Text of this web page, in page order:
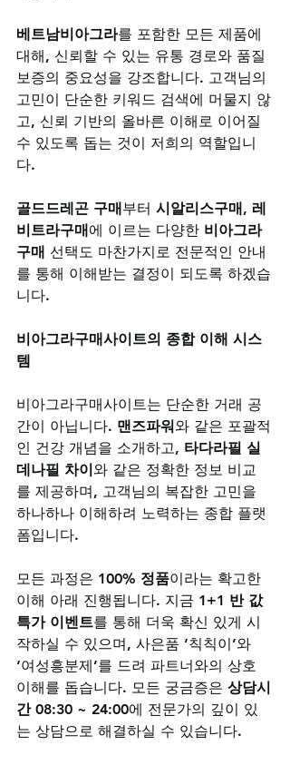
베트남비아그라를 포함한 모든 제품에
대해, 신뢰할 수 있는 유통 경로와 품질
보증의 중요성을 강조합니다. 고객님의
고민이 단순한 키워드 검색에 머물지 않
고, 신뢰 기반의 올바른 이해로 이어질
수 있도록 돕는 것이 저희의 역할입니
다.
골드드레곤 구매부터 시알리스구매, 레
비트라구매에 이르는 다양한 비아그라
구매 선택도 마찬가지로 전문적인 안내
를 통해 이해받는 결정이 되도록 하겠습
니다.
비아그라구매사이트의 종합 이해 시스
템
비아그라구매사이트는 단순한 거래 공
간이 아닙니다. 맨즈파워와 같은 포괄적
인 건강 개념을 소개하고, 타다라필 실
데나필 차이와 같은 정확한 정보 비교
를 제공하며, 고객님의 복잡한 고민을
하나하나 이해하려 노력하는 종합 플랫
폼입니다.
모든 과정은 100% 정품이라는 확고한
이해 아래 진행됩니다. 지금 1+1 반 값
특가 이벤트를 통해 더욱 확신 있게 시
작하실 수 있으며, 사은품 ‘칙칙이’와
‘여성흥분제’를 드려 파트너와의 상호
이해를 돕습니다. 모든 궁금증은 상담시
간 08:30 ~ 24:00에 전문가의 깊이 있
는 상담으로 해결하실 수 있습니다.